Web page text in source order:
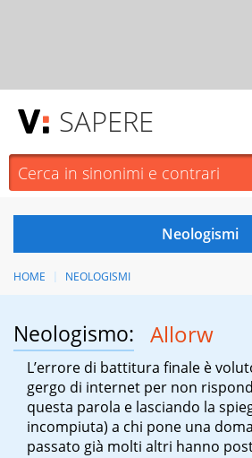
SAPERE
HOME NEOLOGISMI
Neologismo: Allorw
L’errore di battitura finale è
gergo di internet per non
questa parola e lasciando la
incompiuta) a chi pone una
passato già molti altri hanno